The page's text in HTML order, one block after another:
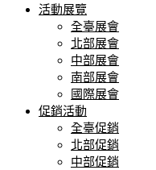
活動展覽
全臺展會
北部展會
中部展會
南部展會
國際展會
促銷活動
全臺促銷
北部促銷
中部促銷